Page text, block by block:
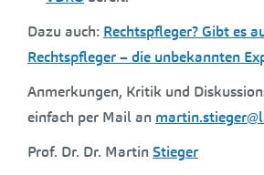
Dazu auch: Rechtspfleger? Gibt es
Rechtspfleger – die unbekannten
Anmerkungen, Kritik und
einfach per Mail an
Prof. Dr. Dr. Martin Stieger